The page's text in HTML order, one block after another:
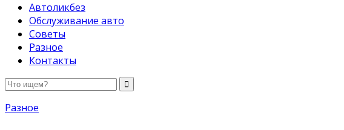
Автоликбез
Обслуживание авто
Советы
Разное
Контакты
Разное